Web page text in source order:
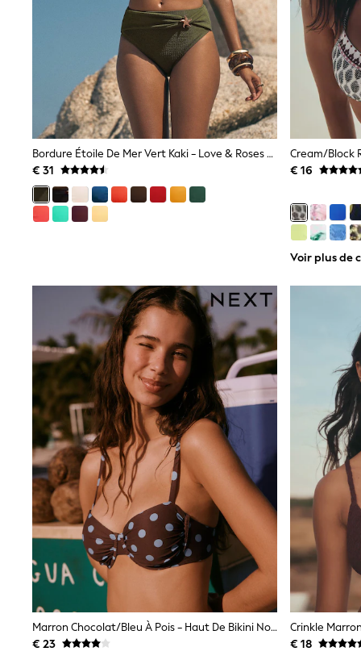
Sweatshirts & Hoodies
Trousers & Leggings
Sets & Outfits
Nightwear & Pyjamas
Jumpsuits & Playsuits
Jeans
Shirts & Blouses
Swimwear
Sportswear
Dungarees
Multipacks
All Holiday Shop
Tops
Sandals & Sliders
Rash Vests
Sun Safe Swimwear
Sun Hats & Caps
Denim Jackets
Raincoats
Waterproof
Shackets
Puddlesuits
Gilets
Fleeces
Teddy Borg
Puffers
Snowsuits
All Footwear
New In
Boots
Half Sizes
Slippers
Trainers
Wellies
Wide Fit
Shoes
All Underwear
Nighties
Bordure Étoile De Mer Vert Kaki - Love & Roses Haut De Bikini À Bonnets Moulés
€ 31
€ 16
Voir plus de
Marron Chocolat/bleu À Pois - Haut De Bikini Non Rembourré Avec Armatures
€ 23
€ 18